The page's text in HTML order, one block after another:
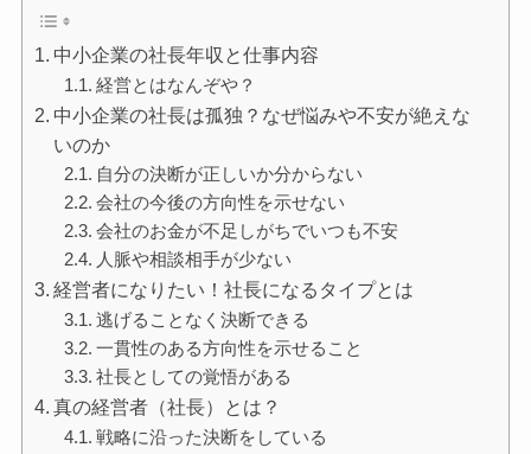
中小企業の社長年収と仕事内容
経営とはなんぞや？
中小企業の社長は孤独？なぜ悩みや不安が絶えな
いのか
自分の決断が正しいか分からない
会社の今後の方向性を示せない
会社のお金が不足しがちでいつも不安
人脈や相談相手が少ない
経営者になりたい！社長になるタイプとは
逃げることなく決断できる
一貫性のある方向性を示せること
社長としての覚悟がある
真の経営者（社長）とは？
戦略に沿った決断をしている